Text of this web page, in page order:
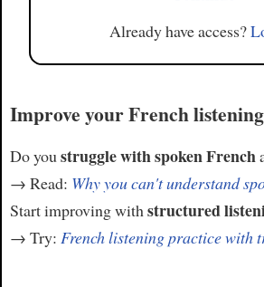
Already have access?
Improve your French
Do youstruggle with spoken French
→ Read: Why you can't understand
Start improving withstructured
→ Try: French listening practice with